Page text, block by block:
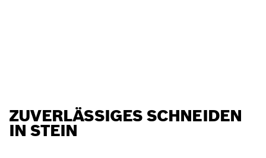
ZUVERLÄSSIGES SCHNEIDEN
IN STEIN